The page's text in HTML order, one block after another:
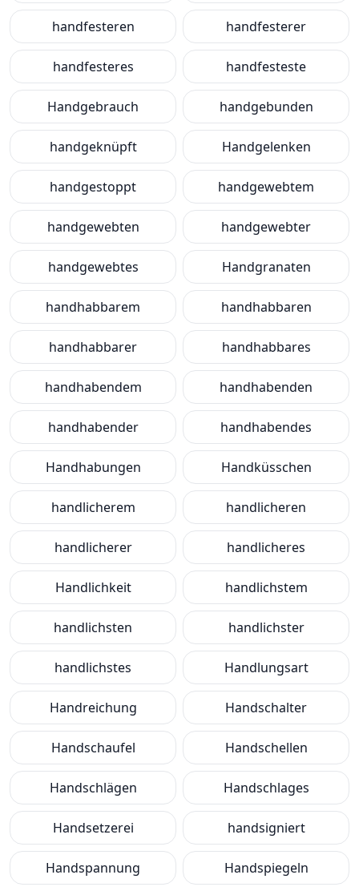
handfesteren handfesterer
handfesteres handfesteste
Handgebrauch handgebunden
handgeknüpft Handgelenken
handgestoppt handgewebtem
handgewebten handgewebter
handgewebtes Handgranaten
handhabbarem handhabbaren
handhabbarer handhabbares
handhabendem handhabenden
handhabender handhabendes
Handhabungen Handküsschen
handlicherem handlicheren
handlicherer handlicheres
Handlichkeit handlichstem
handlichsten handlichster
handlichstes Handlungsart
Handreichung Handschalter
Handschaufel Handschellen
Handschlägen Handschlages
Handsetzerei handsigniert
Handspannung Handspiegeln